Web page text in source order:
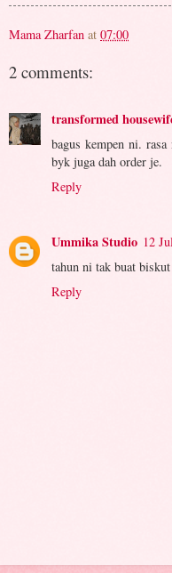
Mama Zharfan at 07:00
2 comments:
transformed
bagus kempen ni.
byk juga dah order je.
Reply
Ummika Studio 12
tahun ni tak buat
Reply